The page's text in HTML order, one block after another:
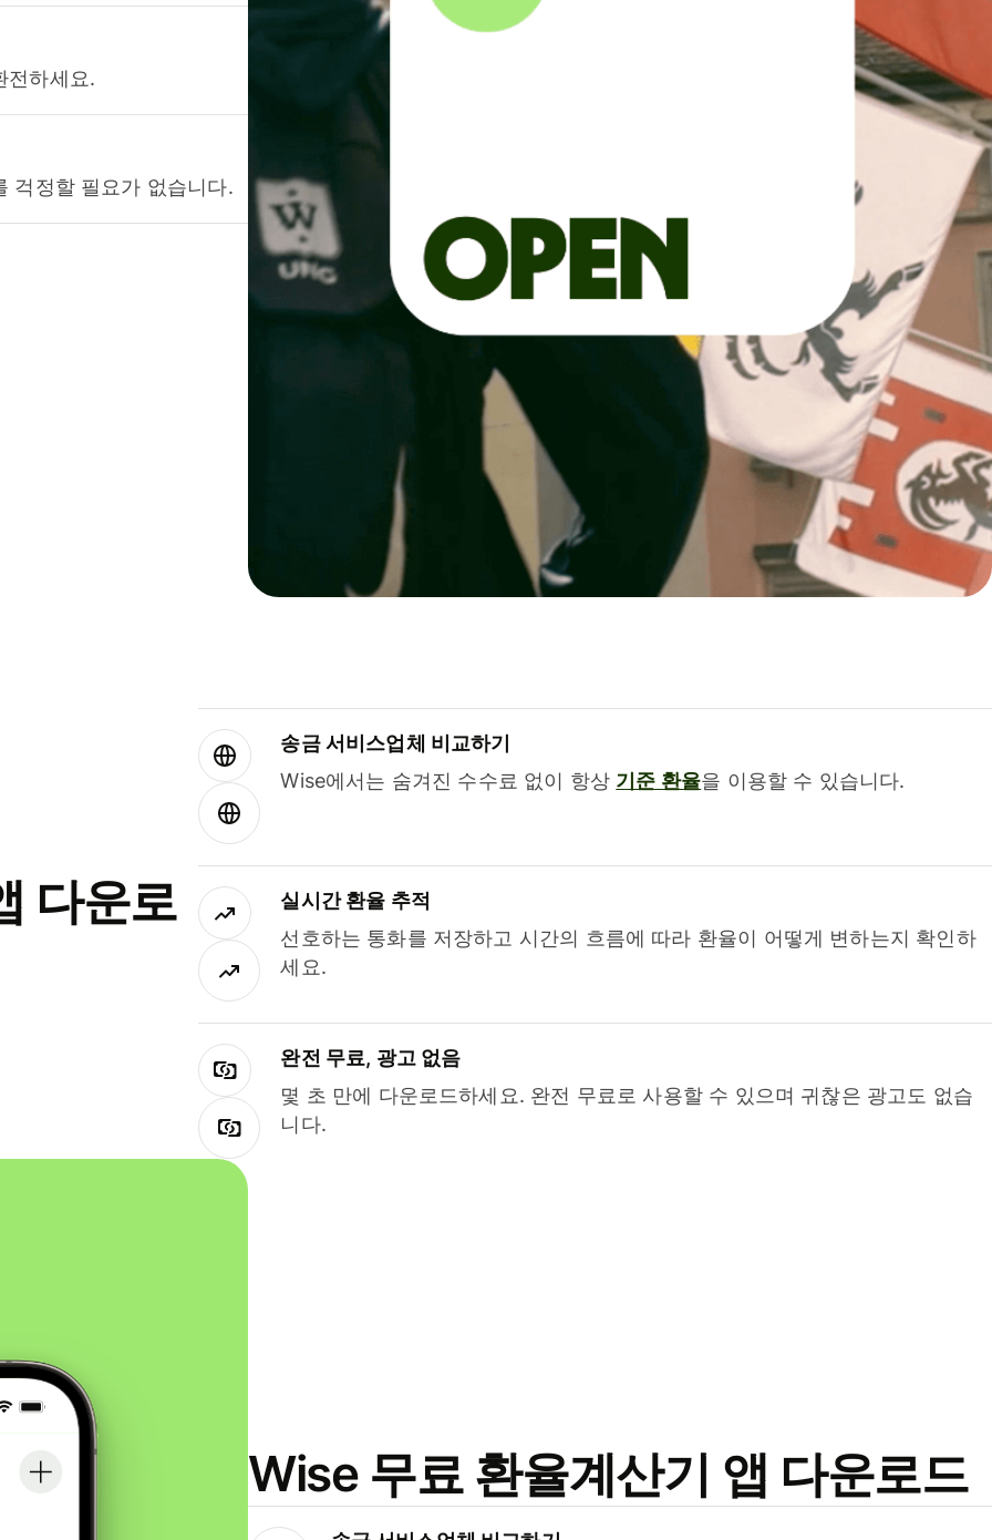
전하세요.
걱정할 필요가 없습니다.
다운로
송금 서비스업체 비교하기
Wise에서는 숨겨진 수수료 없이 항상 기준 환율을 이용할 수 있습니다.
실시간 환율 추적
선호하는 통화를 저장하고 시간의 흐름에 따라 환율이 어떻게 변하는지 확인하
세요.
완전 무료, 광고 없음
몇 초 만에 다운로드하세요. 완전 무료로 사용할 수 있으며 귀찮은 광고도 없습
니다.
Wise 무료 환율계산기 앱 다운로드